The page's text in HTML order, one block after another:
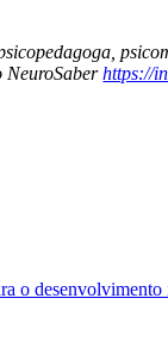
NeuroSaberhttps://
o